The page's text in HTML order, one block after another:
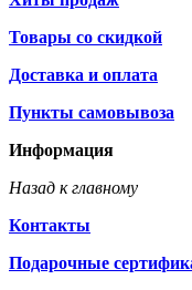
Товары со скидкой
Доставка и оплата
Пункты самовывоза
Информация
Назад к главному
Контакты
Подарочные